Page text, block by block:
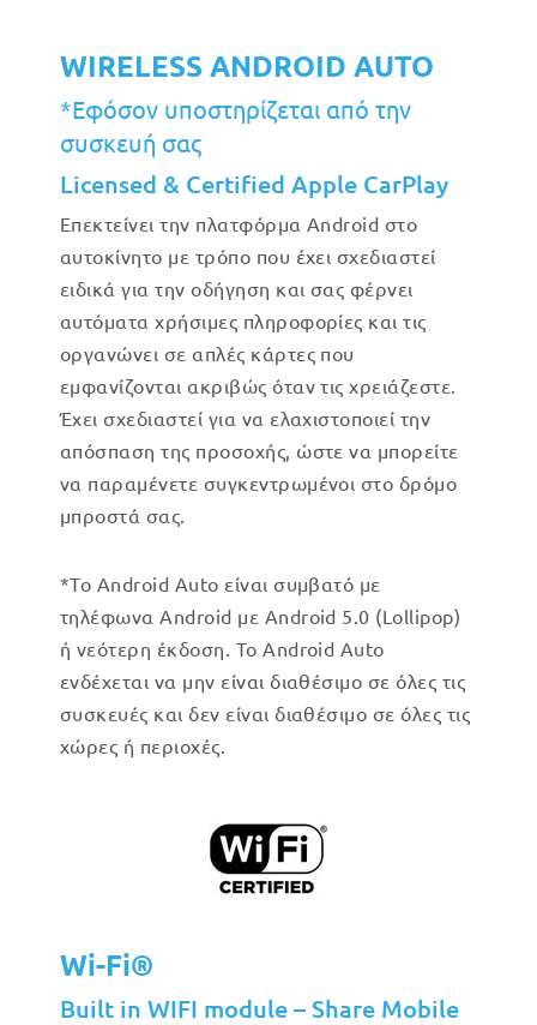
WIRELESS ANDROID AUTO
*Εφόσον υποστηρίζεται από την
συσκευή σας
Licensed & Certified Apple CarPlay
Επεκτείνει την πλατφόρμα Android στο
αυτοκίνητο με τρόπο που έχει σχεδιαστεί
ειδικά για την οδήγηση και σας φέρνει
αυτόματα χρήσιμες πληροφορίες και τις
οργανώνει σε απλές κάρτες που
εμφανίζονται ακριβώς όταν τις χρειάζεστε.
Έχει σχεδιαστεί για να ελαχιστοποιεί την
απόσπαση της προσοχής, ώστε να μπορείτε
να παραμένετε συγκεντρωμένοι στο δρόμο
μπροστά σας.
*Το Android Auto είναι συμβατό με
τηλέφωνα Android με Android 5.0 (Lollipop)
ή νεότερη έκδοση. Το Android Auto
ενδέχεται να μην είναι διαθέσιμο σε όλες τις
συσκευές και δεν είναι διαθέσιμο σε όλες τις
χώρες ή περιοχές.
Wi-Fi®
Built in WIFI module – Share Mobile